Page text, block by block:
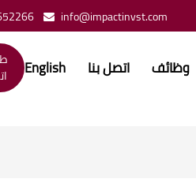
info@impactinvst.com
وظائف اتصل بنا English